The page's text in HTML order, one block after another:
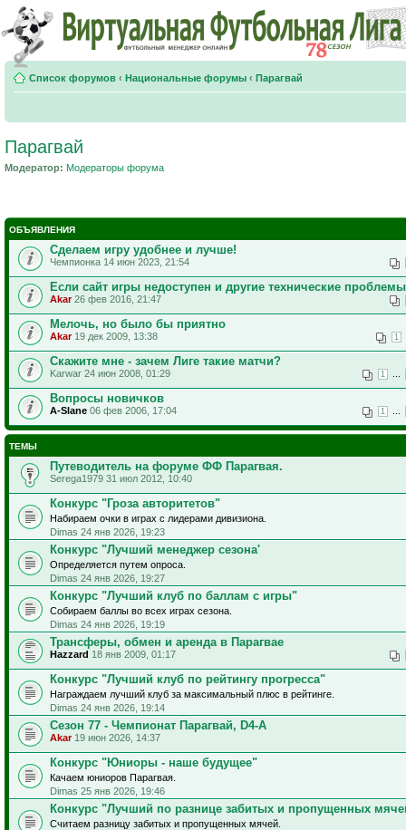
Список форумов ‹ Национальные форумы ‹ Парагвай
Парагвай
Модератор: Модераторы форума
ОБЪЯВЛЕНИЯ
Сделаем игру удобнее и лучше!
Чемпионка 14 июн 2023, 21:54
Если сайт игры недоступен и другие технические проблемы
Akar26 фев 2016, 21:47
Мелочь, но было бы приятно
1
Akar19 дек 2009, 13:38
Скажите мне - зачем Лиге такие матчи?
1
Karwar 24 июн 2008, 01:29
Вопросы новичков
1
A-Slane 06 фев 2006, 17:04
ТЕМЫ
Путеводитель на форуме ФФ Парагвая.
Serega1979 31 июл 2012, 10:40
Конкурс "Гроза авторитетов"
Набираем очки в играх с лидерами дивизиона.
Dimas 24 янв 2026, 19:23
Конкурс "Лучший менеджер сезона'
Определяется путем опроса.
Dimas 24 янв 2026, 19:27
‎Конкурс "Лучший клуб по баллам с игры" ‎
Собираем баллы во всех играх сезона.
Dimas 24 янв 2026, 19:19
Трансферы, обмен и аренда в Парагвае
Hazzard 18 янв 2009, 01:17
Конкурс "Лучший клуб по рейтингу прогресса"
Награждаем лучший клуб за максимальный плюс в рейтинге.
Dimas 24 янв 2026, 19:14
Сезон 77 - Чемпионат Парагвай, D4-A
Akar19 июн 2026, 14:37
Конкурс "Юниоры - наше будущее"
Качаем юниоров Парагвая.
Dimas 25 янв 2026, 19:46
Конкурс "Лучший по разнице забитых и пропущенных
Считаем разницу забитых и пропущенных мячей.